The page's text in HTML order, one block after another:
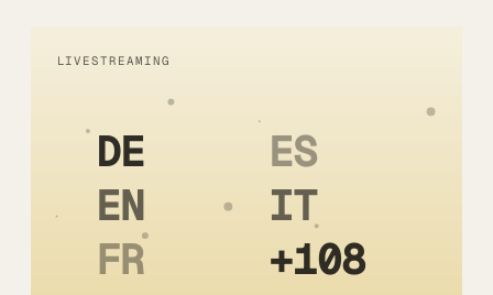
DE
EN
FR
ES
IT
+108
LIVESTREAMING